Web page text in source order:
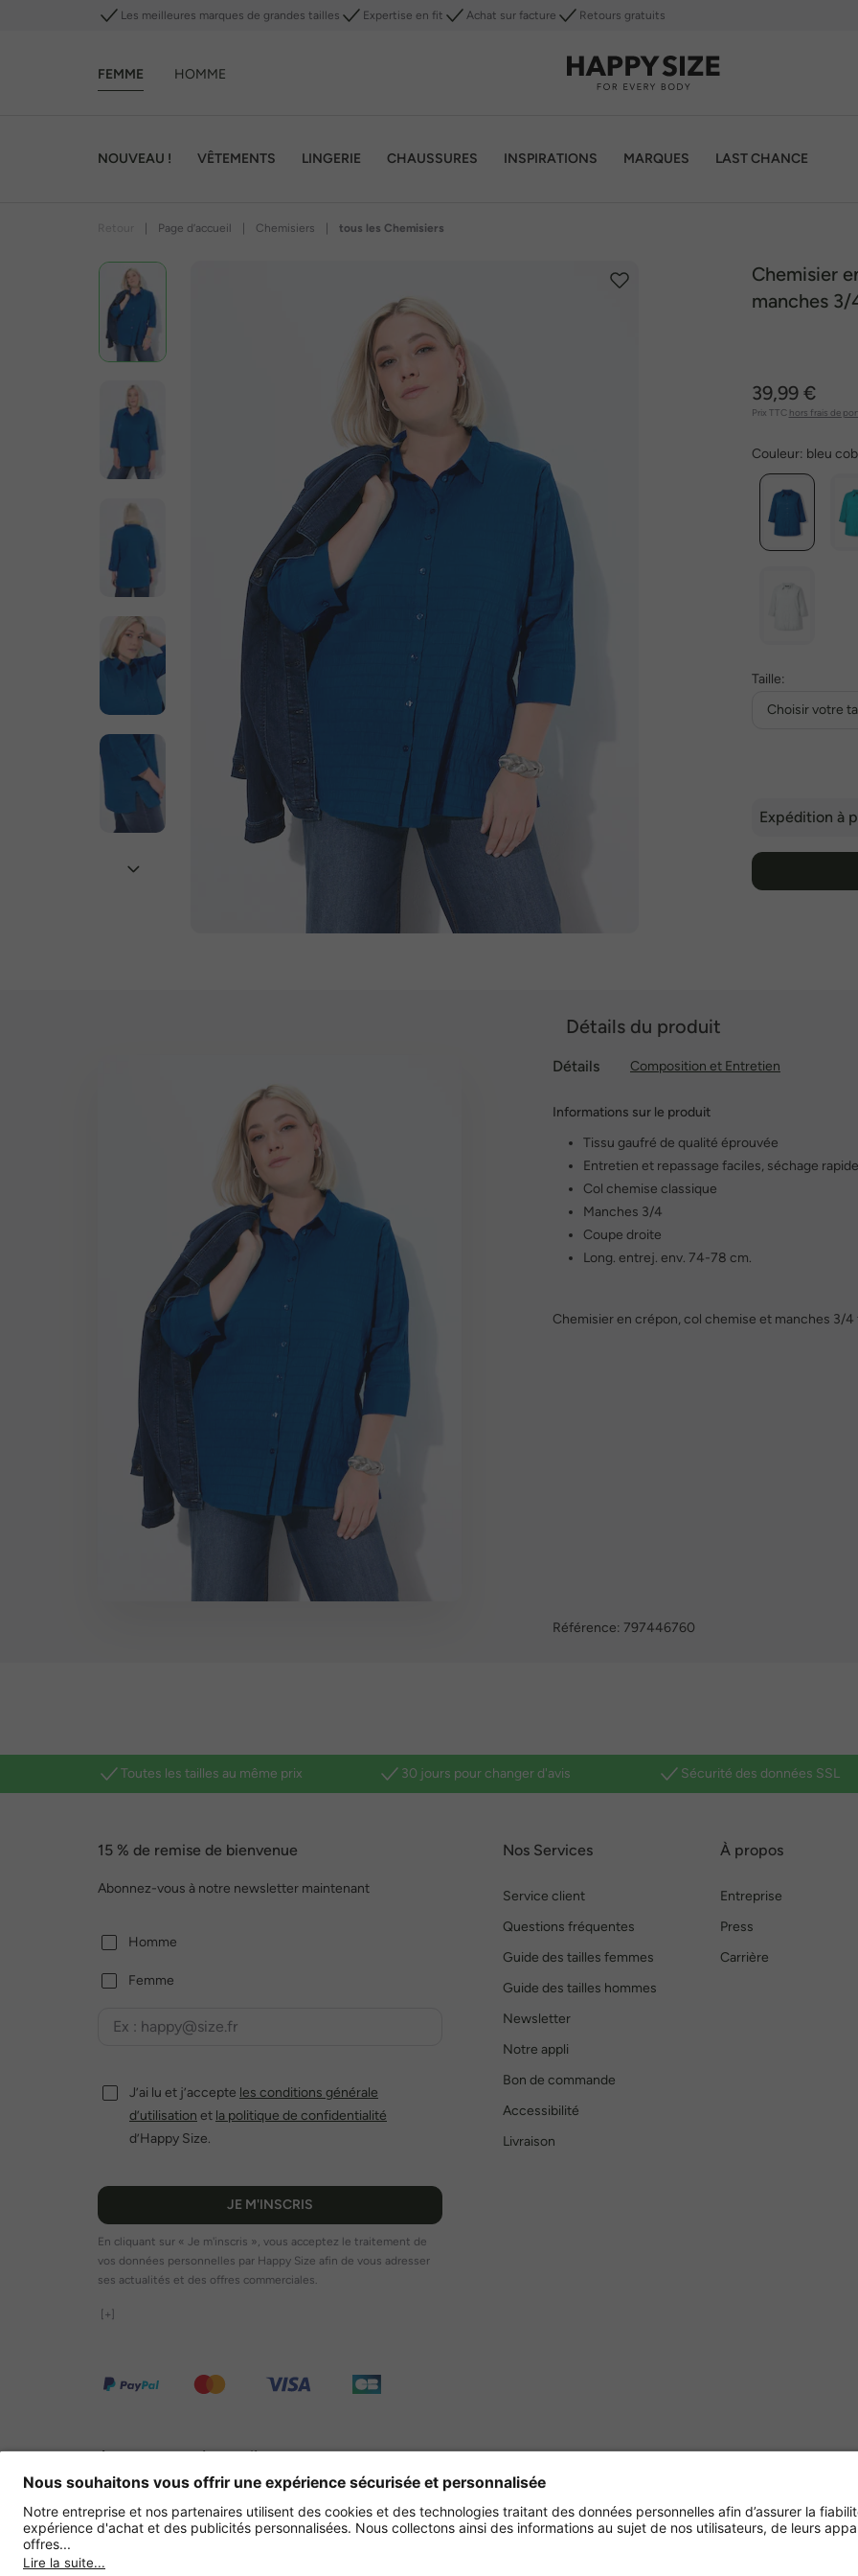
Les meilleures marques de grandes tailles Expertise en fit Achat sur facture Retours gratuits
FEMME HOMME
NOUVEAU ! VÊTEMENTS LINGERIE CHAUSSURES INSPIRATIONS MARQUES LAST CHANCE
Page d’accueil Chemisiers tous les Chemisiers
Chemisier
manches 3/
39,99 €
Prix TTC hors frais de
Couleur: bleu
Taille:
Choisir votre
Expédition à
Détails du produit
Détails Composition et Entretien
Informations sur le produit
Tissu gaufré de qualité éprouvée
Entretien et repassage faciles, séchage rapide
Col chemise classique
Manches 3/4
Coupe droite
Long. entrej. env. 74-78 cm.
Chemisier en crépon, col chemise et manches 3/
Référence: 797446760
Toutes les tailles au même prix 30 jours pour changer d'avis Sécurité des données SSL
15 % de remise de bienvenue
Abonnez-vous à notre newsletter maintenant
Homme
Femme
J’ai lu et j’accepte les conditions générale
d’utilisation et la politique de confidentialité
d’Happy Size.
JE M'INSCRIS
En cliquant sur « Je m'inscris », vous acceptez le traitement de
vos données personnelles par Happy Size afin de vous adresser
ses actualités et des offres commerciales.
[+]
Nos Services
Service client
Questions fréquentes
Guide des tailles femmes
Guide des tailles hommes
Newsletter
Notre appli
Bon de commande
Accessibilité
Livraison
À propos
Entreprise
Press
Carrière
Autres magasins en ligne
Achetez en toute sécurité
avec :